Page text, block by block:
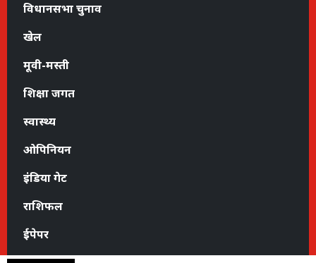
विधानसभा चुनाव
खेल
मूवी-मस्ती
शिक्षा जगत
स्वास्थ्य
ओपिनियन
इंडिया गेट
राशिफल
ईपेपर